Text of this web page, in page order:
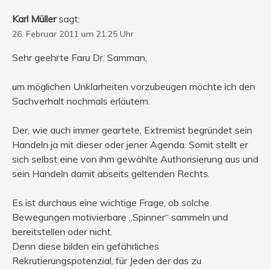
Karl Müller sagt:
26. Februar 2011 um 21:25 Uhr
Sehr geehrte Faru Dr. Samman,
um möglichen Unklarheiten vorzubeugen möchte ich den
Sachverhalt nochmals erläutern.
Der, wie auch immer geartete, Extremist begründet sein
Handeln ja mit dieser oder jener Agenda. Somit stellt er
sich selbst eine von ihm gewählte Authorisierung aus und
sein Handeln damit abseits geltenden Rechts.
Es ist durchaus eine wichtige Frage, ob solche
Bewegungen motivierbare „Spinner“ sammeln und
bereitstellen oder nicht.
Denn diese bilden ein gefährliches
Rekrutierungspotenzial, für Jeden der das zu